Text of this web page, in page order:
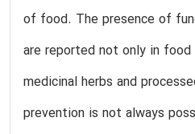
of food. The presence of
are reported not only in food
medicinal herbs and
prevention is not always